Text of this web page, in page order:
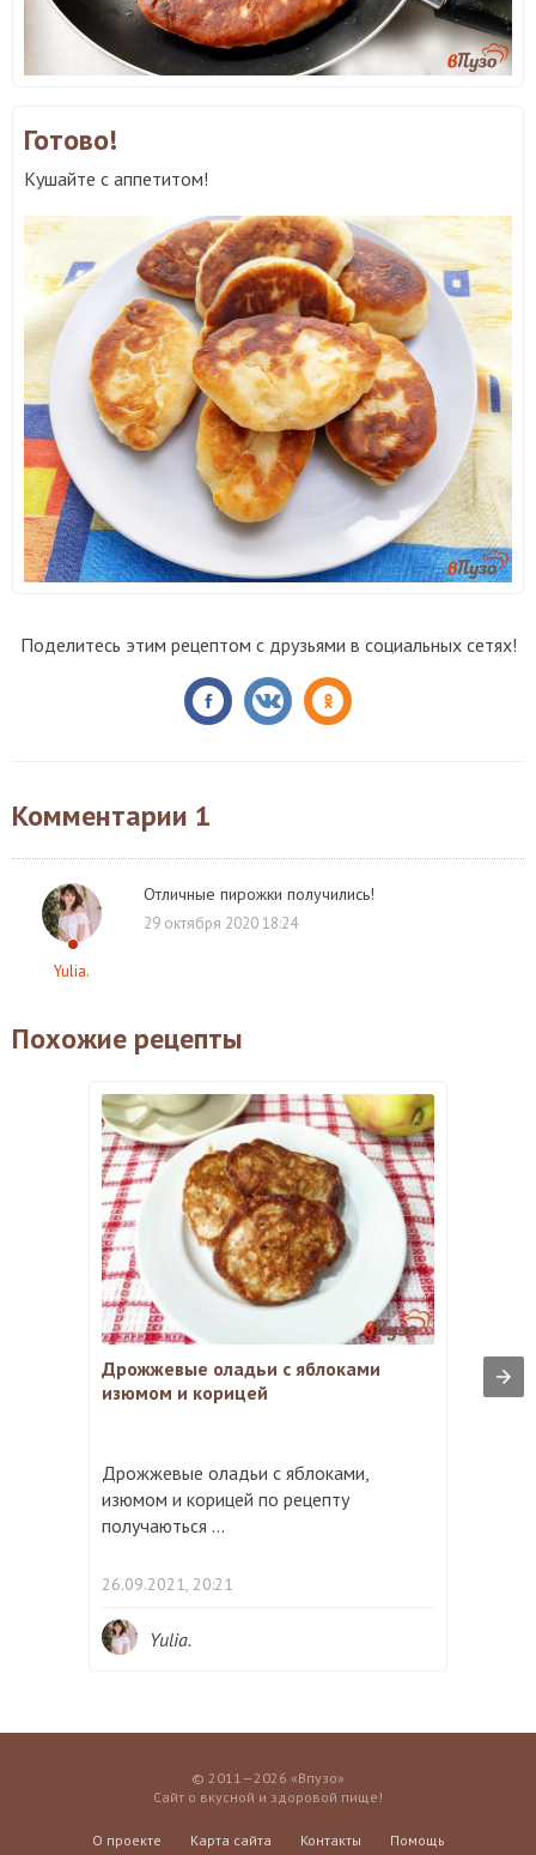
Готово!
Кушайте с аппетитом!
Поделитесь этим рецептом с друзьями в социальных сетях!
Комментарии 1
Yulia.
Отличные пирожки получились!
29 октября 2020 18:24
Похожие рецепты
Дрожжевые оладьи с яблоками
изюмом и корицей
Дрожжевые оладьи с яблоками,
изюмом и корицей по рецепту
получаються ...
26.09.2021, 20:21
Yulia.
© 2011—2026 «Впузо»
Сайт о вкусной и здоровой пище!
О проекте Карта сайта Контакты Помощь